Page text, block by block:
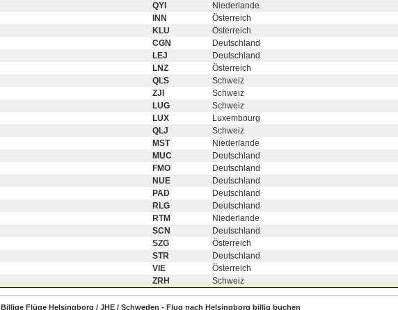
QYI
Niederlande
INN
Österreich
KLU
Österreich
CGN
Deutschland
LEJ
Deutschland
LNZ
Österreich
QLS
Schweiz
ZJI
Schweiz
LUG
Schweiz
LUX
Luxembourg
QLJ
Schweiz
MST
Niederlande
MUC
Deutschland
FMO
Deutschland
NUE
Deutschland
PAD
Deutschland
RLG
Deutschland
RTM
Niederlande
SCN
Deutschland
SZG
Österreich
STR
Deutschland
VIE
Österreich
ZRH Schweiz
Billige Flüge Helsingborg / JHE / Schweden - Flug nach Helsingborg billig buchen